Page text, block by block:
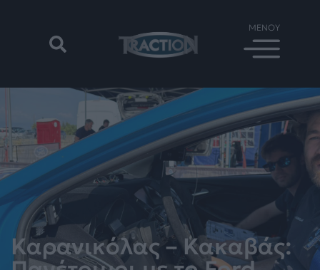
Καρανικόλας – Κακαβάς: